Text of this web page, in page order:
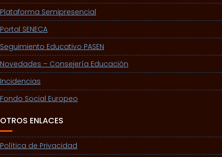
Plataforma Semipresencial
Portal SENECA
Seguimiento Educativo PASEN
Novedades – Consejería Educación
Incidencias
Fondo Social Europeo
OTROS ENLACES
Política de Privacidad